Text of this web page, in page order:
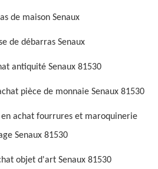
de maison Senaux
de débarras Senaux
antiquité Senaux 81530
pièce de monnaie Senaux 81530
en achat fourrures et maroquinerie
Senaux 81530
objet d'art Senaux 81530